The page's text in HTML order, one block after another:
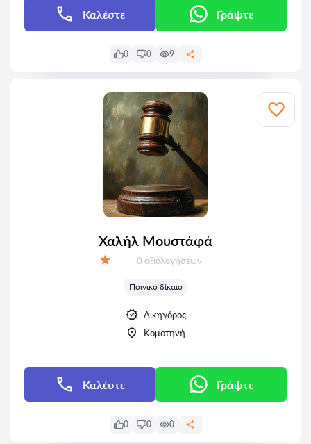
Καλέστε Γράψτε
0 0 9
Χαλήλ Μουστάφά
Αξιολογήσεις:
0 αξιολογήσεων
Ποινικό δίκαιο
Δικηγόρος
Κομοτηνή
Καλέστε Γράψτε
0 0 0